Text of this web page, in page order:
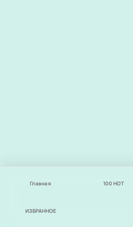
Главная 100 НОТ
ИЗБРАННОЕ